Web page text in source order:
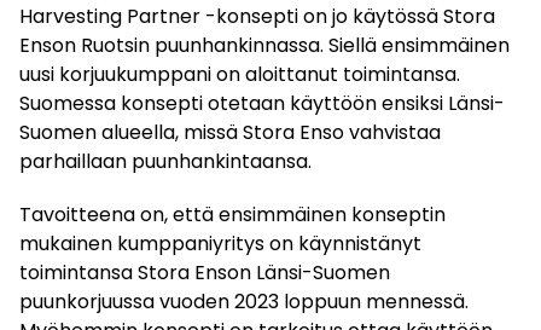
Harvesting Partner -konsepti on jo käytössä Stora
Enson Ruotsin puunhankinnassa. Siellä ensimmäinen
uusi korjuukumppani on aloittanut toimintansa.
Suomessa konsepti otetaan käyttöön ensiksi Länsi-
Suomen alueella, missä Stora Enso vahvistaa
parhaillaan puunhankintaansa.
Tavoitteena on, että ensimmäinen konseptin
mukainen kumppaniyritys on käynnistänyt
toimintansa Stora Enson Länsi-Suomen
puunkorjuussa vuoden 2023 loppuun mennessä.